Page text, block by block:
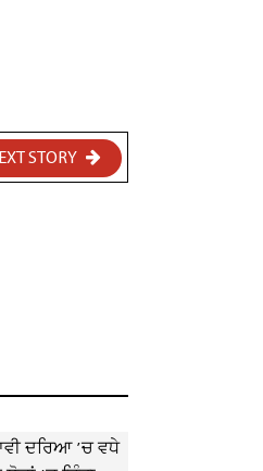
STORY
ਦਰਿਆ ’ਚ ਵਧੇ